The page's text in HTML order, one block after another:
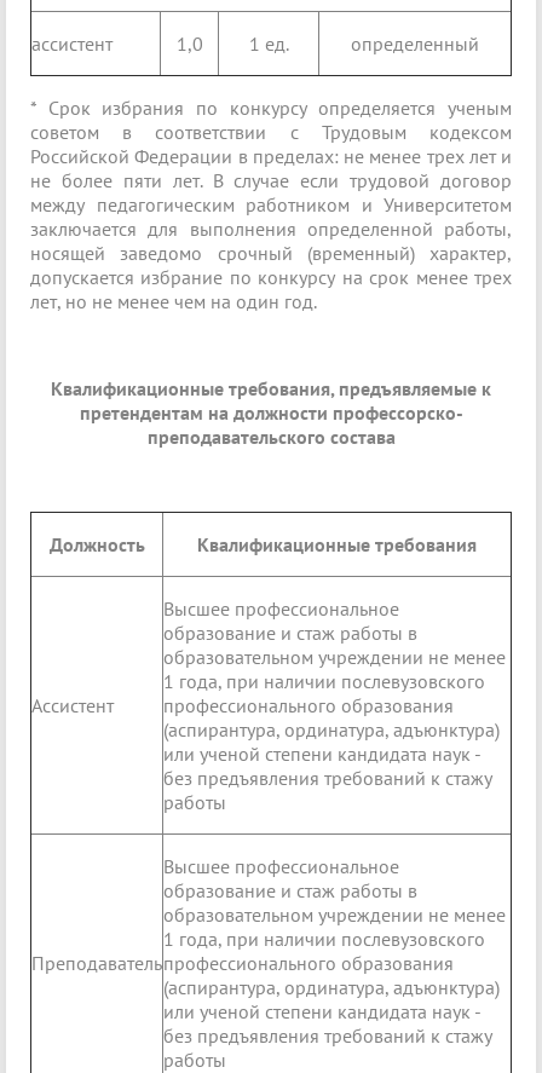
ассистент 1,0 1 ед. определенный
* Срок избрания по конкурсу определяется ученым
советом в соответствии с Трудовым кодексом
Российской Федерации в пределах: не менее трех лет и
не более пяти лет. В случае если трудовой договор
между педагогическим работником и Университетом
заключается для выполнения определенной работы,
носящей заведомо срочный (временный) характер,
допускается избрание по конкурсу на срок менее трех
лет, но не менее чем на один год.
Квалификационные требования, предъявляемые к
претендентам на должности профессорско-
преподавательского состава
Должность Квалификационные требования
Ассистент
Высшее профессиональное
образование и стаж работы в
образовательном учреждении не менее
1 года, при наличии послевузовского
профессионального образования
(аспирантура, ординатура, адъюнктура)
или ученой степени кандидата наук -
без предъявления требований к стажу
работы
Преподаватель
Высшее профессиональное
образование и стаж работы в
образовательном учреждении не менее
1 года, при наличии послевузовского
профессионального образования
(аспирантура, ординатура, адъюнктура)
или ученой степени кандидата наук -
без предъявления требований к стажу
работы